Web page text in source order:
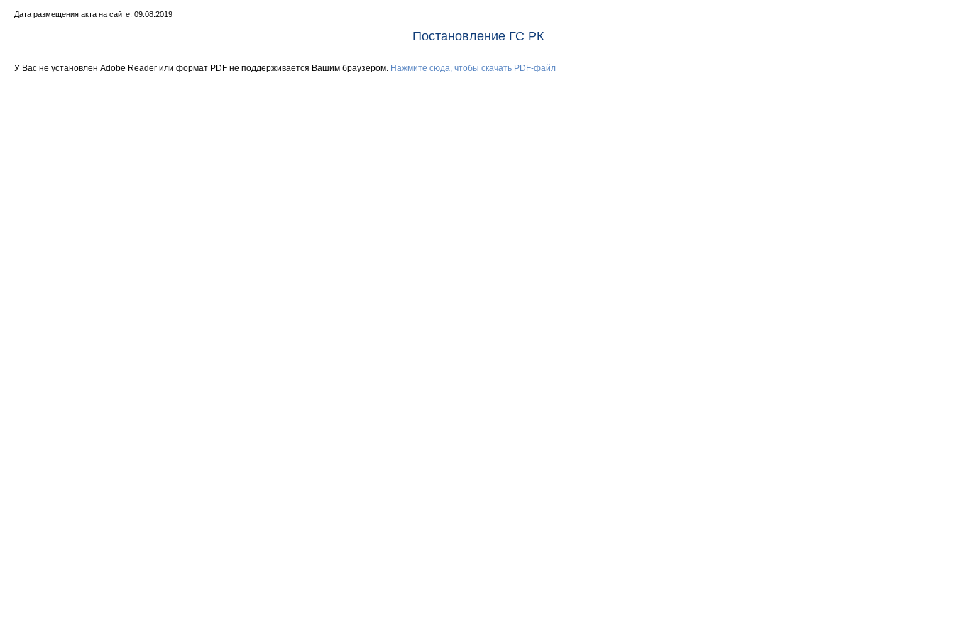
Дата размещения акта на сайте: 09.08.2019
Постановление ГС РК
У Вас не установлен Adobe Reader или формат PDF не поддерживается Вашим браузером. Нажмите сюда, чтобы скачать PDF-файл